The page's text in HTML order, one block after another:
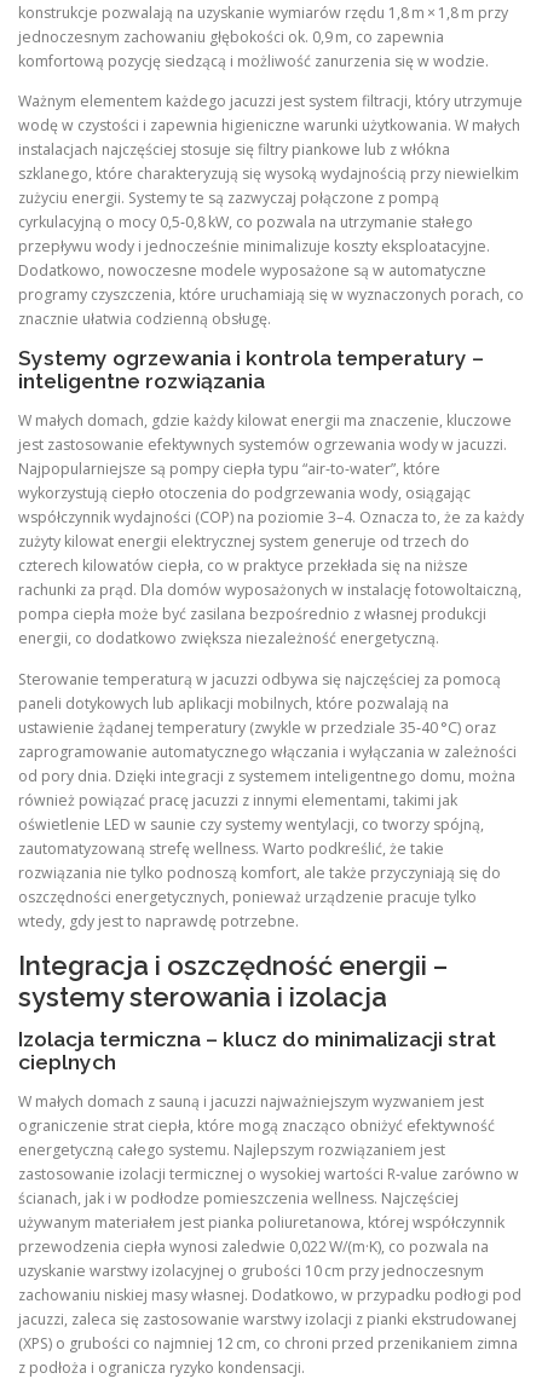
konstrukcje pozwalają na uzyskanie wymiarów rzędu 1,8 m × 1,8 m przy
jednoczesnym zachowaniu głębokości ok. 0,9 m, co zapewnia
komfortową pozycję siedzącą i możliwość zanurzenia się w wodzie.
Ważnym elementem każdego jacuzzi jest system filtracji, który utrzymuje
wodę w czystości i zapewnia higieniczne warunki użytkowania. W małych
instalacjach najczęściej stosuje się filtry piankowe lub z włókna
szklanego, które charakteryzują się wysoką wydajnością przy niewielkim
zużyciu energii. Systemy te są zazwyczaj połączone z pompą
cyrkulacyjną o mocy 0,5‑0,8 kW, co pozwala na utrzymanie stałego
przepływu wody i jednocześnie minimalizuje koszty eksploatacyjne.
Dodatkowo, nowoczesne modele wyposażone są w automatyczne
programy czyszczenia, które uruchamiają się w wyznaczonych porach, co
znacznie ułatwia codzienną obsługę.
Systemy ogrzewania i kontrola temperatury –
inteligentne rozwiązania
W małych domach, gdzie każdy kilowat energii ma znaczenie, kluczowe
jest zastosowanie efektywnych systemów ogrzewania wody w jacuzzi.
Najpopularniejsze są pompy ciepła typu “air‑to‑water”, które
wykorzystują ciepło otoczenia do podgrzewania wody, osiągając
współczynnik wydajności (COP) na poziomie 3–4. Oznacza to, że za każdy
zużyty kilowat energii elektrycznej system generuje od trzech do
czterech kilowatów ciepła, co w praktyce przekłada się na niższe
rachunki za prąd. Dla domów wyposażonych w instalację fotowoltaiczną,
pompa ciepła może być zasilana bezpośrednio z własnej produkcji
energii, co dodatkowo zwiększa niezależność energetyczną.
Sterowanie temperaturą w jacuzzi odbywa się najczęściej za pomocą
paneli dotykowych lub aplikacji mobilnych, które pozwalają na
ustawienie żądanej temperatury (zwykle w przedziale 35‑40 °C) oraz
zaprogramowanie automatycznego włączania i wyłączania w zależności
od pory dnia. Dzięki integracji z systemem inteligentnego domu, można
również powiązać pracę jacuzzi z innymi elementami, takimi jak
oświetlenie LED w saunie czy systemy wentylacji, co tworzy spójną,
zautomatyzowaną strefę wellness. Warto podkreślić, że takie
rozwiązania nie tylko podnoszą komfort, ale także przyczyniają się do
oszczędności energetycznych, ponieważ urządzenie pracuje tylko
wtedy, gdy jest to naprawdę potrzebne.
Integracja i oszczędność energii –
systemy sterowania i izolacja
Izolacja termiczna – klucz do minimalizacji strat
cieplnych
W małych domach z sauną i jacuzzi najważniejszym wyzwaniem jest
ograniczenie strat ciepła, które mogą znacząco obniżyć efektywność
energetyczną całego systemu. Najlepszym rozwiązaniem jest
zastosowanie izolacji termicznej o wysokiej wartości R‑value zarówno w
ścianach, jak i w podłodze pomieszczenia wellness. Najczęściej
używanym materiałem jest pianka poliuretanowa, której współczynnik
przewodzenia ciepła wynosi zaledwie 0,022 W/(m·K), co pozwala na
uzyskanie warstwy izolacyjnej o grubości 10 cm przy jednoczesnym
zachowaniu niskiej masy własnej. Dodatkowo, w przypadku podłogi pod
jacuzzi, zaleca się zastosowanie warstwy izolacji z pianki ekstrudowanej
(XPS) o grubości co najmniej 12 cm, co chroni przed przenikaniem zimna
z podłoża i ogranicza ryzyko kondensacji.